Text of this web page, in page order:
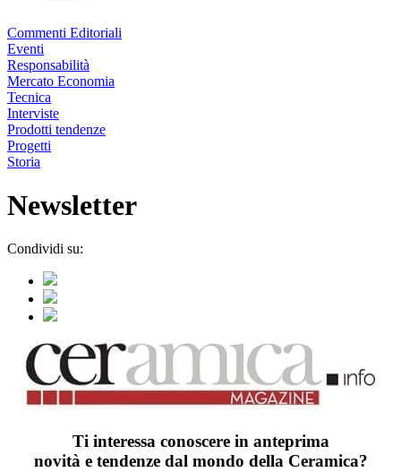
Commenti Editoriali
Eventi
Responsabilità
Mercato Economia
Tecnica
Interviste
Prodotti tendenze
Progetti
Storia
Newsletter
Condividi su:
Ti interessa conoscere in anteprima
novità e tendenze dal mondo della Ceramica?